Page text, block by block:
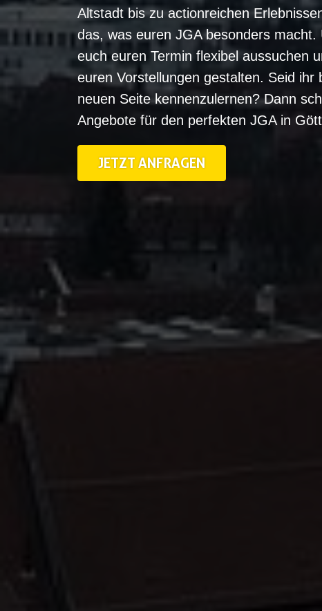
Altstadt bis zu actionreichen
das, was euren JGA besonders
euch euren Termin flexibel aussuchen
euren Vorstellungen gestalten. Seid
neuen Seite kennenzulernen? Dann
Angebote für den perfekten JGA in
JETZT ANFRAGEN